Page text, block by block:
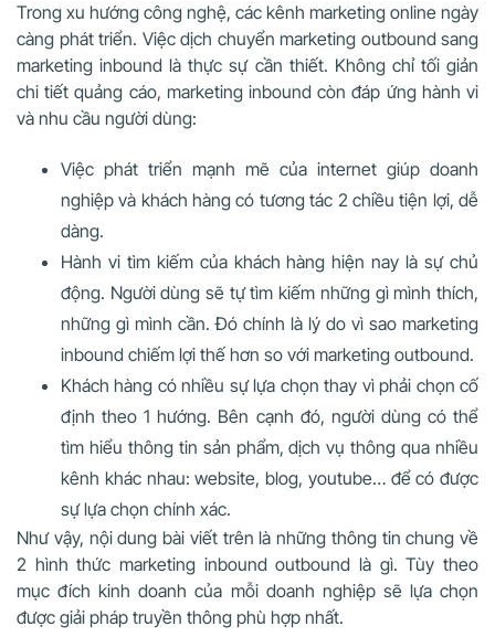
Trong xu hướng công nghệ, các kênh marketing online ngày
càng phát triển. Việc dịch chuyển marketing outbound sang
marketing inbound là thực sự cần thiết. Không chỉ tối giản
chi tiết quảng cáo, marketing inbound còn đáp ứng hành vi
và nhu cầu người dùng:
Việc phát triển mạnh mẽ của internet giúp doanh
nghiệp và khách hàng có tương tác 2 chiều tiện lợi, dễ
dàng.
Hành vi tìm kiếm của khách hàng hiện nay là sự chủ
động. Người dùng sẽ tự tìm kiếm những gì mình thích,
những gì mình cần. Đó chính là lý do vì sao marketing
inbound chiếm lợi thế hơn so với marketing outbound.
Khách hàng có nhiều sự lựa chọn thay vì phải chọn cố
định theo 1 hướng. Bên cạnh đó, người dùng có thể
tìm hiểu thông tin sản phẩm, dịch vụ thông qua nhiều
kênh khác nhau: website, blog, youtube… để có được
sự lựa chọn chính xác.
Như vậy, nội dung bài viết trên là những thông tin chung về
2 hình thức marketing inbound outbound là gì. Tùy theo
mục đích kinh doanh của mỗi doanh nghiệp sẽ lựa chọn
được giải pháp truyền thông phù hợp nhất.